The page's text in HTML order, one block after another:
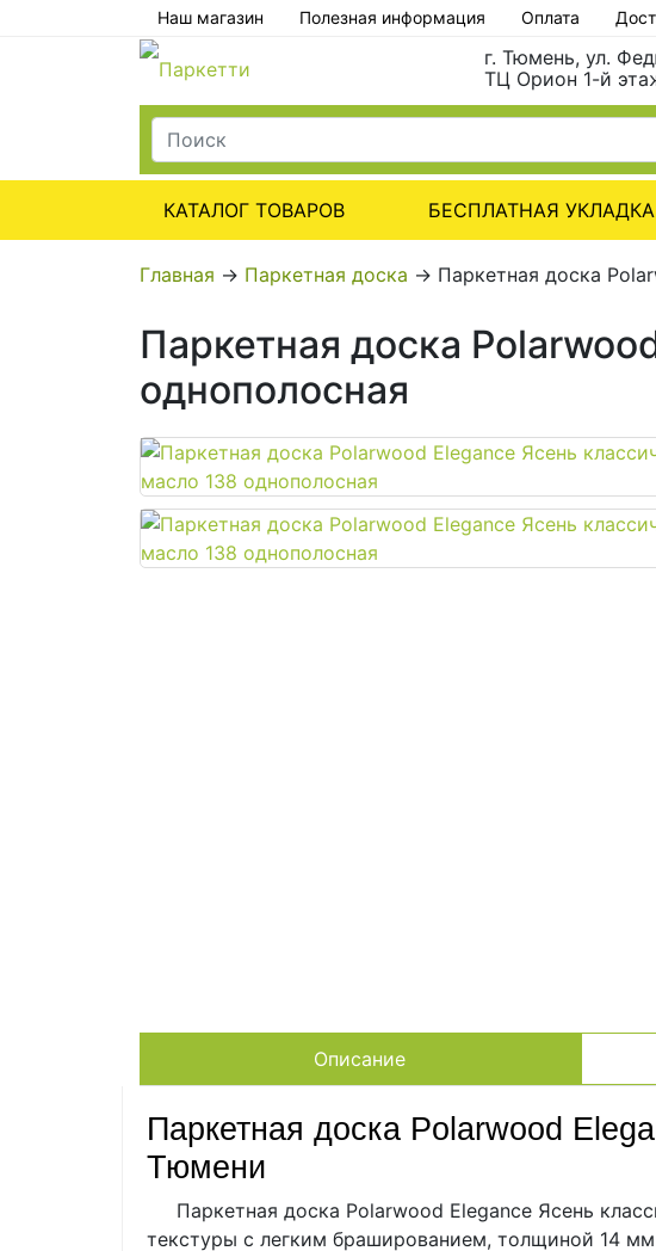
Наш магазин Полезная информация Оплата
г. Тюмень, ул.
ТЦ Орион 1-й
КАТАЛОГ ТОВАРОВ БЕСПЛАТНАЯ УКЛАДКА
Главная → Паркетная доска → Паркетная доска
Паркетная доска
однополосная
Описание
Паркетная доска Polarwood
Тюмени
Паркетная доска Polarwood Elegance Ясень
текстуры с легким брашированием, толщиной 14